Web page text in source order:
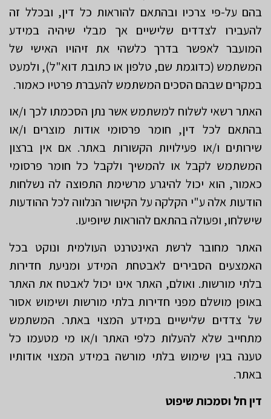
בהם על-פי צרכיו ובהתאם להוראות כל דין, ובכלל זה
להעבירו לצדדים שלישיים אך מבלי שיהיה במידע
המועבר לאפשר בדרך כלשהי את זיהויו האישי של
המשתמש (כדוגמת שם, טלפון או כתובת דוא"ל), ולמעט
במקרים שבהם הסכים המשתמש להעברת פרטיו כאמור.
האתר רשאי לשלוח למשתמש אשר נתן הסכמתו לכך ו/או
בהתאם לכל דין, חומר פרסומי אודות מוצרים ו/או
שירותים ו/או פעילויות הקשורות באתר. אם אין ברצון
המשתמש לקבל או להמשיך ולקבל כל חומר פרסומי
כאמור, הוא יכול להיגרע מרשימת התפוצה לה נשלחות
הודעות אלה ע"י הקלקה על הקישור הנלווה לכל ההודעות
שישלחו, ופעולה בהתאם להוראות שיופיעו.
האתר מחובר לרשת האינטרנט העולמית ונוקט בכל
האמצעים הסבירים לאבטחת המידע ומניעת חדירות
בלתי מורשות. ואולם, האתר אינו יכול לאבטח את האתר
באופן מושלם מפני חדירות בלתי מורשות ושימוש אסור
של צדדים שלישיים במידע המצוי באתר. המשתמש
מתחייב שלא להעלות כלפי האתר ו/או מי מטעמו כל
טענה בגין שימוש בלתי מורשה במידע המצוי אודותיו
באתר.
דין חל וסמכות שיפוט